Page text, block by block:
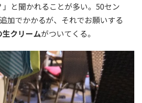
と聞かれることが多い。50セン
加でかかるが、それでお願いする
生クリームがついてくる。